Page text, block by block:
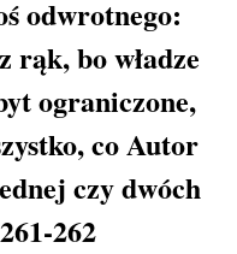
odwrotnego:
rąk, bo władze
ograniczone,
co Autor
czy dwóch
262